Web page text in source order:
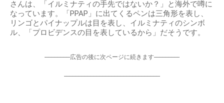
さんは、「イルミナティの手先ではないか？」と海外で噂に
なっています。「PPAP」に出てくるペンは三角形を表し、
リンゴとパイナップルは目を表し、イルミナティのシンボ
ル、「プロビデンスの目を表しているから」だそうです。
-----------------広告の後に次ページに続きます-----------------
----------------------------------------------------------------